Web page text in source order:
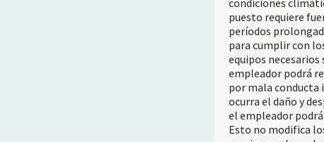
condiciones
puesto requiere
períodos
para cumplir con
equipos
empleador podrá
por mala conducta
ocurra el daño y
el empleador
Esto no modifica